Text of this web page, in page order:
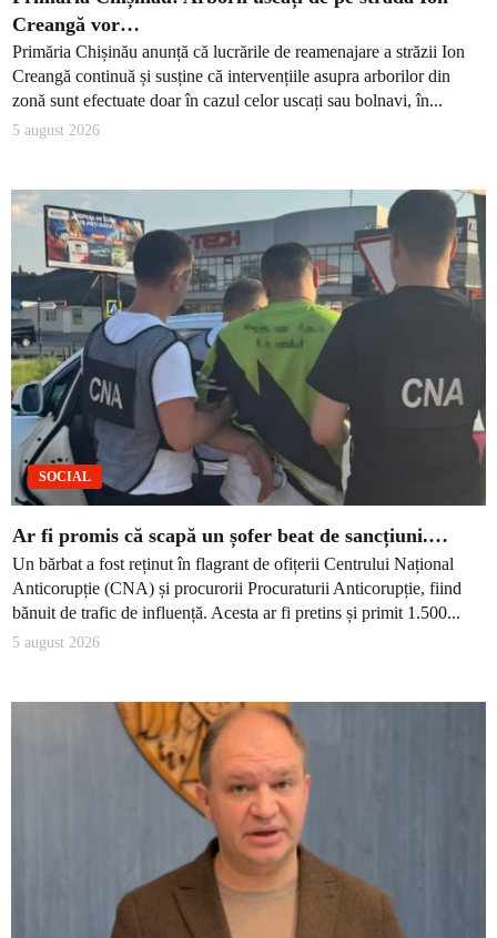
Creangă vor…
Primăria Chișinău anunță că lucrările de reamenajare a străzii Ion
Creangă continuă și susține că intervențiile asupra arborilor din
zonă sunt efectuate doar în cazul celor uscați sau bolnavi, în...
5 august 2026
SOCIAL
Ar fi promis că scapă un șofer beat de sancțiuni.…
Un bărbat a fost reținut în flagrant de ofițerii Centrului Național
Anticorupție (CNA) și procurorii Procuraturii Anticorupție, fiind
bănuit de trafic de influență. Acesta ar fi pretins și primit 1.500...
5 august 2026